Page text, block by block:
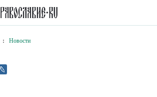
: Новости